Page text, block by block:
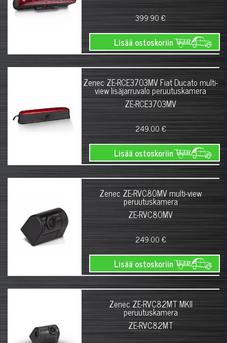
399.90 €
Lisää ostoskoriin
Zenec ZE-RCE3703MV Fiat Ducato multi-
view lisäjarruvalo peruutuskamera
ZE-RCE3703MV
249.00 €
Lisää ostoskoriin
Zenec ZE-RVC80MV multi-view
peruutuskamera
ZE-RVC80MV
249.00 €
Lisää ostoskoriin
Zenec ZE-RVC82MT MKII
peruutuskamera
ZE-RVC82MT